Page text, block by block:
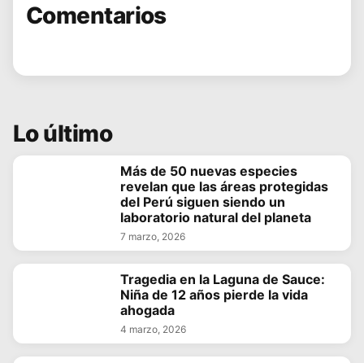
Comentarios
Lo último
Más de 50 nuevas especies
revelan que las áreas protegidas
del Perú siguen siendo un
laboratorio natural del planeta
7 marzo, 2026
Tragedia en la Laguna de Sauce:
Niña de 12 años pierde la vida
ahogada
4 marzo, 2026